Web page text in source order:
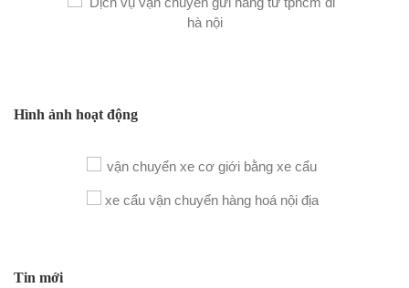
Hình ảnh hoạt động
Tin mới